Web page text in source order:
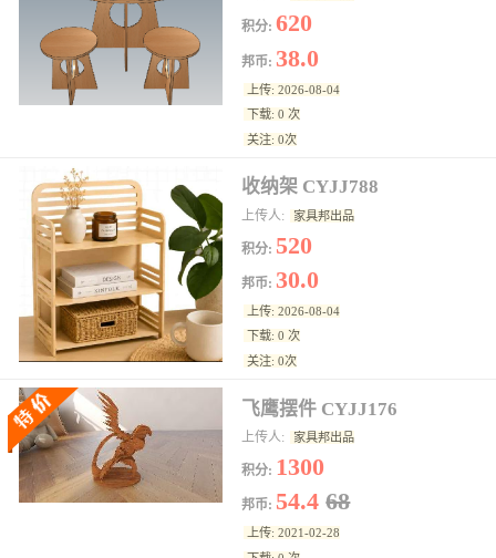
积分:620
邦币: 38.0
上传: 2026-08-04
下载: 0 次
关注: 0次
收纳架 CYJJ788
上传人: 家具邦出品
积分: 520
邦币: 30.0
上传: 2026-08-04
下载: 0 次
关注: 0次
飞鹰摆件 CYJJ176
上传人: 家具邦出品
积分: 1300
邦币: 54.468
上传: 2021-02-28